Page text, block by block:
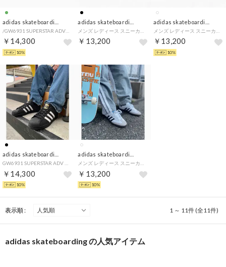
￥14,300
10%
￥13,200 ￥13,200
10%
￥14,300
10%
￥13,200
10%
表示順 : 1 ～ 11件 (全11件)
adidas skateboarding の人気アイテム